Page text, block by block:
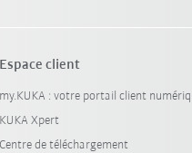
Espace client
my.KUKA : votre portail client
KUKA Xpert
Centre de téléchargement